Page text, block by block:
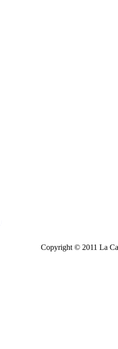
Copyright © 2011 La